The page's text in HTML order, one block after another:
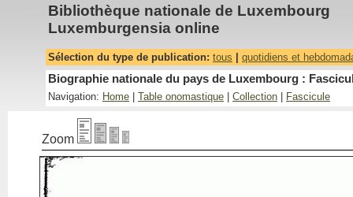
Bibliothèque nationale de Luxembourg
Luxemburgensia online
Sélection du type de publication: tous quotidiens et
Biographie nationale du pays de Luxembourg :
Navigation: Home Table onomastique Collection Fascicule
Zoom